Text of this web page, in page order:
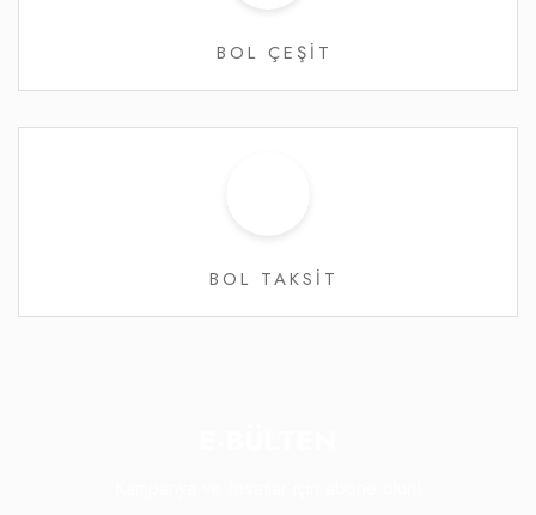
BOL ÇEŞİT
BOL TAKSİT